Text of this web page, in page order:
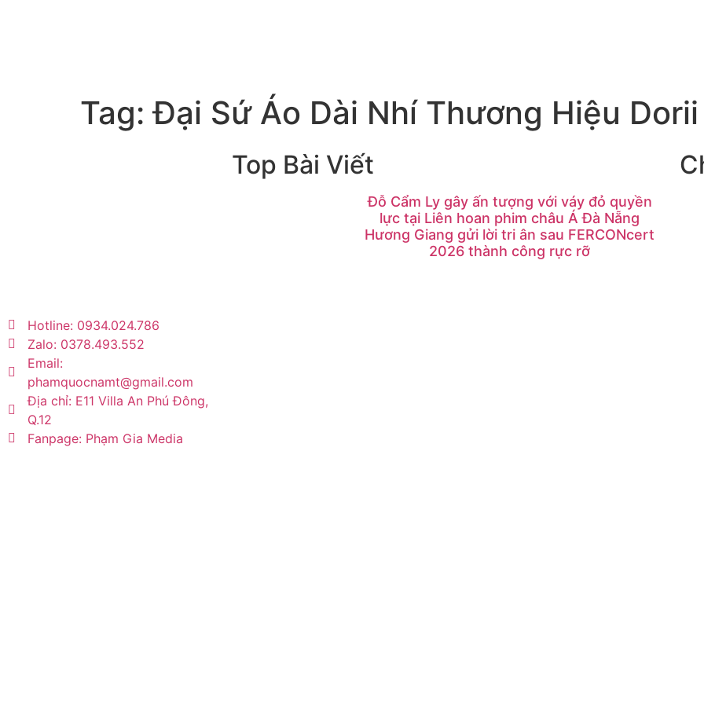
Tag:Đại Sứ Áo Dài Nhí Thương Hiệu Dorii
Hotline: 0934.024.786
Zalo: 0378.493.552
Email:
phamquocnamt@gmail.com
Địa chỉ: E11 Villa An Phú Đông,
Q.12
Fanpage: Phạm Gia Media
Top Bài Viết
Đỗ Cẩm Ly gây ấn tượng với váy đỏ quyền
lực tại Liên hoan phim châu Á Đà Nẵng
Hương Giang gửi lời tri ân sau FERCONcert
2026 thành công rực rỡ